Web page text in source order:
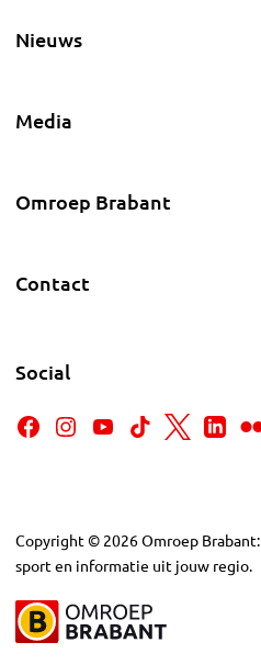
Nieuws
Media
Omroep Brabant
Contact
Social
Copyright © 2026Omroep
sport en informatie uit jouw regio.